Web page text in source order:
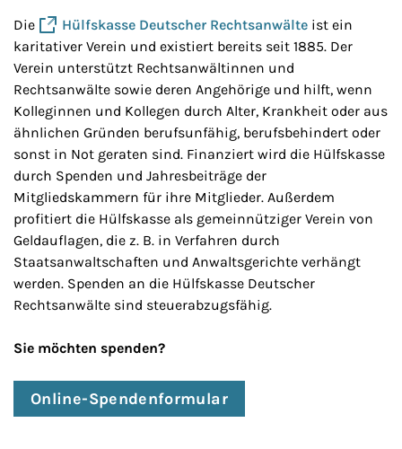
Die Hülfskasse Deutscher Rechtsanwälte ist ein
karitativer Verein und existiert bereits seit 1885. Der
Verein unterstützt Rechtsanwältinnen und
Rechtsanwälte sowie deren Angehörige und hilft, wenn
Kolleginnen und Kollegen durch Alter, Krankheit oder aus
ähnlichen Gründen berufsunfähig, berufsbehindert oder
sonst in Not geraten sind. Finanziert wird die Hülfskasse
durch Spenden und Jahresbeiträge der
Mitgliedskammern für ihre Mitglieder. Außerdem
profitiert die Hülfskasse als gemeinnütziger Verein von
Geldauflagen, die z. B. in Verfahren durch
Staatsanwaltschaften und Anwaltsgerichte verhängt
werden. Spenden an die Hülfskasse Deutscher
Rechtsanwälte sind steuerabzugsfähig.
Sie möchten spenden?
Online-Spendenformular